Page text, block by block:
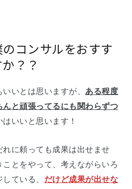
コンサルをおすす
？？
いとは思いますが、 ある程度
んと頑張ってるにも関わらずつ
はいいと思います！
に頼っても成果は出せませ
とをやって、考えながらいろ
ている、 だけど成果が出せな